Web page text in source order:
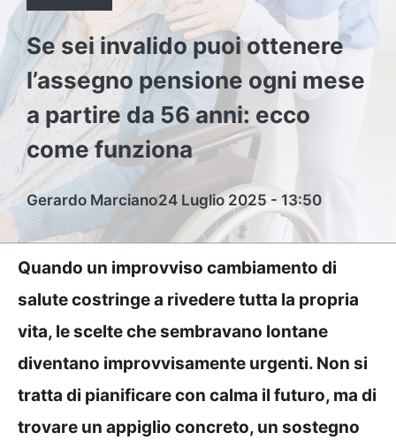
Se sei invalido puoi ottenere
l’assegno pensione ogni mese
a partire da 56 anni: ecco
come funziona
Gerardo Marciano24 Luglio 2025 - 13:50
Quando un improvviso cambiamento di
salute costringe a rivedere tutta la propria
vita, le scelte che sembravano lontane
diventano improvvisamente urgenti. Non si
tratta di pianificare con calma il futuro, ma di
trovare un appiglio concreto, un sostegno